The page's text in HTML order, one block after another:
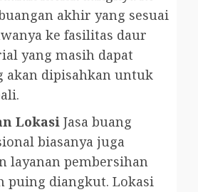
akhir yang sesuai
ke fasilitas daur
yang masih dapat
akan dipisahkan untuk
Lokasi Jasa buang
biasanya juga
layanan pembersihan
puing diangkut. Lokasi